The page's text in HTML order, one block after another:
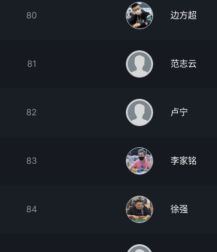
80 边方超
81 范志云
82 卢宁
83 李家铭
84 徐强